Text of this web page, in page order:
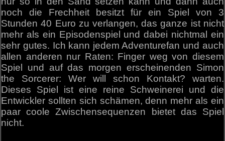
noch die Frechheit besitzt für ein Spiel von 3
Stunden 40 Euro zu verlangen, das ganze ist nicht
mehr als ein Episodenspiel und dabei nichtmal ein
sehr gutes. Ich kann jedem Adventurefan und auch
allen anderen nur Raten: Finger weg von diesem
Spiel und auf das morgen erscheinenden Simon
the Sorcerer: Wer will schon Kontakt? warten.
Dieses Spiel ist eine reine Schweinerei und die
Entwickler sollten sich schämen, denn mehr als ein
paar coole Zwischensequenzen bietet das Spiel
nicht.